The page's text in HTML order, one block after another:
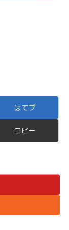
はてブ
コピー